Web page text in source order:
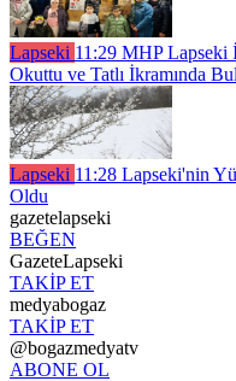
Lapseki 11:29 MHP Lapseki
Okuttu ve Tatlı İkramında
Lapseki 11:28 Lapseki'nin
Oldu
gazetelapseki
BEĞEN
GazeteLapseki
TAKİP ET
medyabogaz
TAKİP ET
@bogazmedyatv
ABONE OL